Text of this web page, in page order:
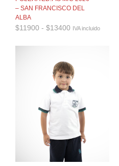
– SAN FRANCISCO DEL
ALBA
$11900 - $13400 Rango
hasta
$13400
IVA incluido